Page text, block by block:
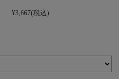
¥3,667(税込)